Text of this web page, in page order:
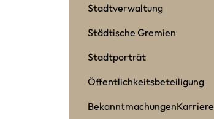
Stadtverwaltung
Städtische Gremien
Stadtporträt
Öffentlichkeitsbeteiligung
BekanntmachungenKarriere